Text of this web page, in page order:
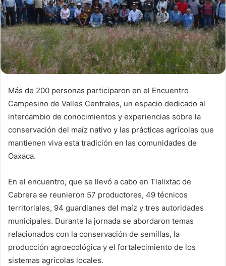
Más de 200 personas participaron en el Encuentro
Campesino de Valles Centrales, un espacio dedicado al
intercambio de conocimientos y experiencias sobre la
conservación del maíz nativo y las prácticas agrícolas que
mantienen viva esta tradición en las comunidades de
Oaxaca.
En el encuentro, que se llevó a cabo en Tlalixtac de
Cabrera se reunieron 57 productores, 49 técnicos
territoriales, 94 guardianes del maíz y tres autoridades
municipales. Durante la jornada se abordaron temas
relacionados con la conservación de semillas, la
producción agroecológica y el fortalecimiento de los
sistemas agrícolas locales.